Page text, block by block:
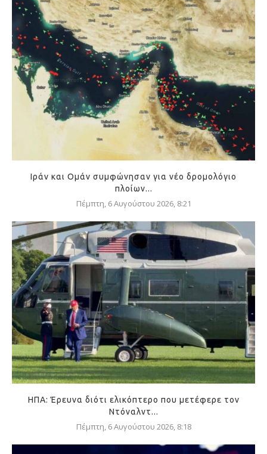
Ιράν και Ομάν συμφώνησαν για νέο δρομολόγιο
πλοίων...
Πέμπτη, 6 Αυγούστου 2026, 8:21
ΗΠΑ: Έρευνα διότι ελικόπτερο που μετέφερε τον
Ντόναλντ...
Πέμπτη, 6 Αυγούστου 2026, 8:18